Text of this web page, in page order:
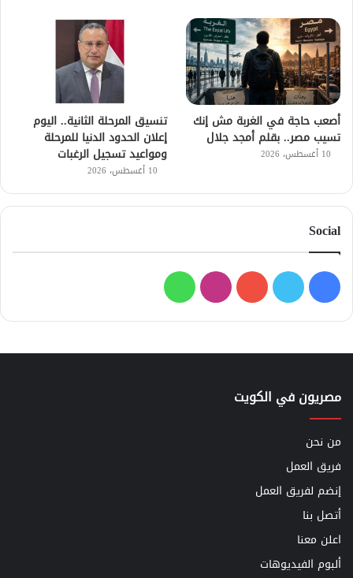
أصعب حاجة في الغربة مش إنك
تسيب مصر.. بقلم أمجد جلال
10 أغسطس، 2026
تنسيق المرحلة الثانية.. اليوم
إعلان الحدود الدنيا للمرحلة
ومواعيد تسجيل الرغبات
10 أغسطس، 2026
Social
فيسبوك
تويتر يوتيوبانستقرامواتساب
مصريون في الكويت
من نحن
فريق العمل
إنضم لفريق العمل
أتصل بنا
اعلن معنا
ألبوم الفيديوهات